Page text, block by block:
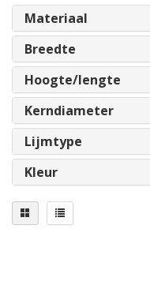
Materiaal
Breedte
Hoogte/lengte
Kerndiameter
Lijmtype
Kleur